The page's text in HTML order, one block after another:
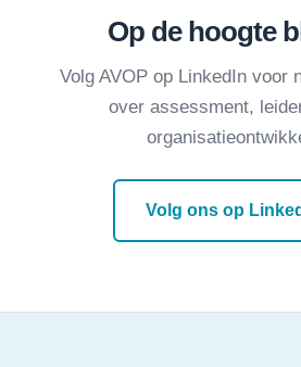
Op de hoogte
Volg AVOP op LinkedIn voor
over assessment,
Volg ons op